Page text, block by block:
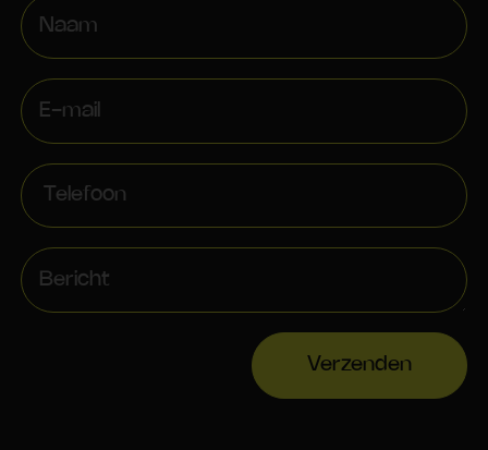
Verzenden